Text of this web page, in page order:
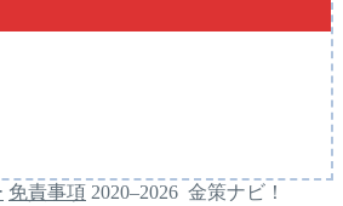
免責事項 2020–2026 金策ナビ！